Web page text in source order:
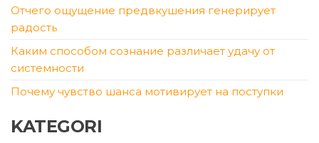
Отчего ощущение предвкушения генерирует
радость
Каким способом сознание различает удачу от
системности
Почему чувство шанса мотивирует на поступки
KATEGORI